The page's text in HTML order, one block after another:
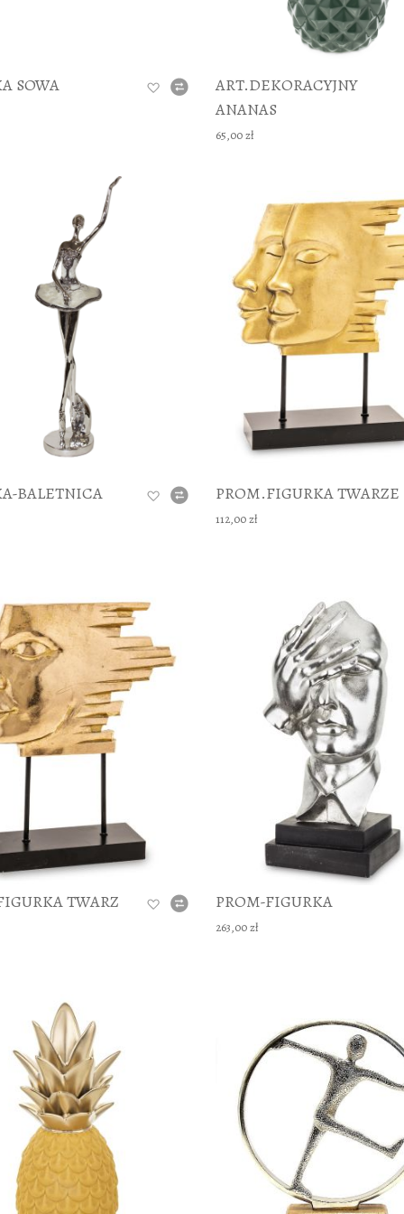
SOWA
ART.DEKORACYJNY
ANANAS
65,00 zł
DODAJ TO KOSZYKA
BALETNICA PROM.FIGURKA TWARZE
112,00 zł
DODAJ TO KOSZYKA
TWARZ PROM-FIGURKA
263,00 zł
DODAJ TO KOSZYKA